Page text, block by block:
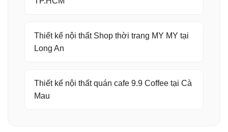
Thiết kế nội thất Shop thời trang MY MY tại
Long An
Thiết kế nội thất quán cafe 9.9 Coffee tại Cà
Mau